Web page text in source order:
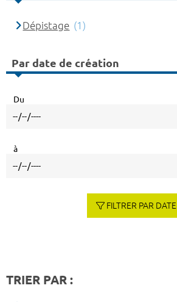
Dépistage (1)
Par date de création
Du
à
FILTRER PAR DATE
TRIER PAR :